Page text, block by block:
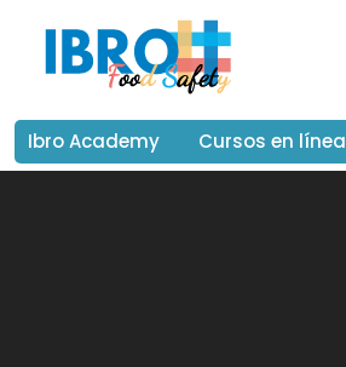
Ibro Academy Cursos en línea